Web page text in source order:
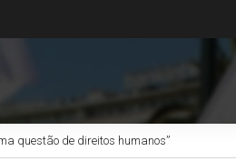
questão de direitos humanos”